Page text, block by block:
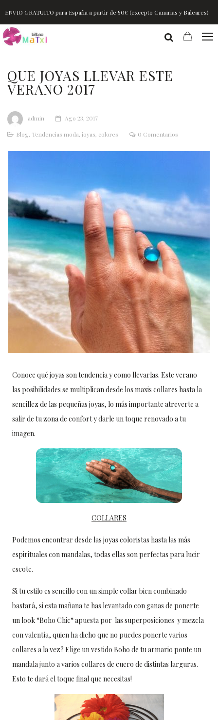
ENVIO GRATUITO para España a partir de 50€ (excepto Canarias y Baleares)
QUE JOYAS LLEVAR ESTE
VERANO 2017
admin Ago 23, 2017
Blog Tendencias moda, joyas, colores 0 Comentarios
Conoce qué joyas son tendencia y como llevarlas. Este verano
las posibilidades se multiplican desde los maxis collares hasta la
sencillez de las pequeñas joyas, lo más importante atreverte a
salir de tu zona de confort y darle un toque renovado a tu
imagen.
COLLARES
Podemos encontrar desde las joyas coloristas hasta las más
espirituales con mandalas, todas ellas son perfectas para lucir
escote.
Si tu estilo es sencillo con un simple collar bien combinado
bastará, si esta mañana te has levantado con ganas de ponerte
un look “Boho Chic“ apuesta por las superposiciones y mezcla
con valentía, quien ha dicho que no puedes ponerte varios
collares a la vez? Elige un vestido Boho de tu armario ponte un
mandala junto a varios collares de cuero de distintas larguras.
Esto te dará el toque final que necesitas!